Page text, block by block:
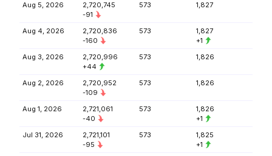
Aug 5, 2026
2,720,745
-91
573 1,827
Aug 4, 2026
2,720,836
-160
573
1,827
+1
Aug 3, 2026
2,720,996
+44
573 1,826
Aug 2, 2026
2,720,952
-109
573 1,826
Aug 1, 2026
2,721,061
-40
573
1,826
+1
Jul 31, 2026
2,721,101
-95
573
1,825
+1